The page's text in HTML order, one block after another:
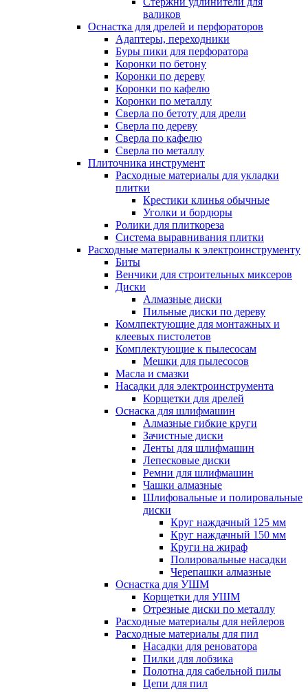
валиков
Оснастка для дрелей и перфораторов
Адаптеры, переходники
Буры пики для перфоратора
Коронки по бетону
Коронки по дереву
Коронки по кафелю
Коронки по металлу
Сверла по бетоту для дрели
Сверла по дереву
Сверла по кафелю
Сверла по металлу
Плиточника инструмент
Расходные материалы для укладки
плитки
Крестики клинья обычные
Уголки и бордюры
Ролики для плиткореза
Система выравнивания плитки
Расходные материалы к электроинструменту
Биты
Венчики для строительных миксеров
Диски
Алмазные диски
Пильные диски по дереву
Комлпектующие для монтажных и
клеевых пистолетов
Комплектующие к пылесосам
Мешки для пылесосов
Масла и смазки
Насадки для электроинструмента
Корщетки для дрелей
Оснаска для шлифмашин
Алмазные гибкие круги
Зачистные диски
Ленты для шлифмашин
Лепесковые диски
Ремни для шлифмашин
Чашки алмазные
Шлифовальные и полировальные
диски
Круг наждачный 125 мм
Круг наждачный 150 мм
Круги на жираф
Полировальные насадки
Черепашки алмазные
Оснастка для УШМ
Корщетки для УШМ
Отрезные диски по металлу
Расходные материалы для нейлеров
Расходные материалы для пил
Насадки для реноватора
Пилки для лобзика
Полотна для сабельной пилы
Цепи для пил